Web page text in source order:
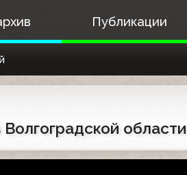
Публикации
области